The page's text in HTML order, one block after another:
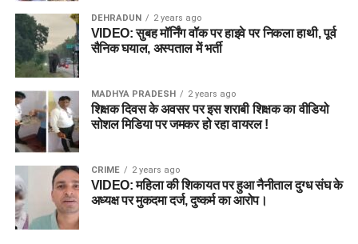
DEHRADUN 2 years ago
VIDEO: सुबह मॉर्निंग वॉक पर हाइवे पर निकला हाथी, पूर्व
सैनिक घयाल, अस्पताल में भर्ती
MADHYA PRADESH 2 years ago
शिक्षक दिवस के अवसर पर इस शराबी शिक्षक का वीडियो
सोशल मिडिया पर जमकर हो रहा वायरल !
CRIME 2 years ago
VIDEO: महिला की शिकायत पर हुआ नैनीताल दुग्ध संघ के
अध्यक्ष पर मुकदमा दर्ज, दुष्कर्म का आरोप।